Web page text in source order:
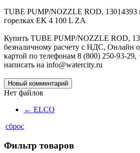
TUBE PUMP/NOZZLE ROD, 13014393
горелках EK 4 100 L ZA
Купить TUBE PUMP/NOZZLE ROD,
безналичному расчету с НДС, Онлайн
картой по телефонам 8 (800) 250-93-
написать на info@watercity.ru
Новый комментарий
Нет файлов
← ELCO
сброс
Фильтр товаров